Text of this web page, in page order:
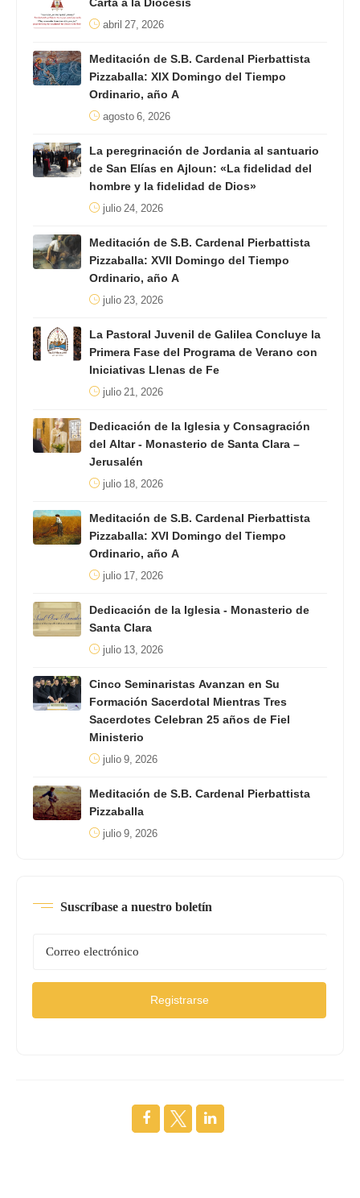
abril 27, 2026
Meditación de S.B. Cardenal Pierbattista
Pizzaballa: XIX Domingo del Tiempo
Ordinario, año A
agosto 6, 2026
La peregrinación de Jordania al santuario
de San Elías en Ajloun: «La fidelidad del
hombre y la fidelidad de Dios»
julio 24, 2026
Meditación de S.B. Cardenal Pierbattista
Pizzaballa: XVII Domingo del Tiempo
Ordinario, año A
julio 23, 2026
La Pastoral Juvenil de Galilea Concluye la
Primera Fase del Programa de Verano con
Iniciativas Llenas de Fe
julio 21, 2026
Dedicación de la Iglesia y Consagración
del Altar - Monasterio de Santa Clara –
Jerusalén
julio 18, 2026
Meditación de S.B. Cardenal Pierbattista
Pizzaballa: XVI Domingo del Tiempo
Ordinario, año A
julio 17, 2026
Dedicación de la Iglesia - Monasterio de
Santa Clara
julio 13, 2026
Cinco Seminaristas Avanzan en Su
Formación Sacerdotal Mientras Tres
Sacerdotes Celebran 25 años de Fiel
Ministerio
julio 9, 2026
Meditación de S.B. Cardenal Pierbattista
Pizzaballa
julio 9, 2026
Suscríbase a nuestro boletín
Registrarse